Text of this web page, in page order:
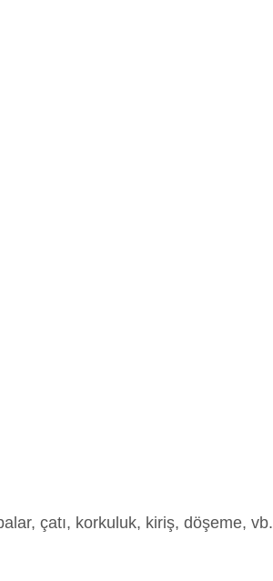
çatı, korkuluk, kiriş, döşeme, vb.